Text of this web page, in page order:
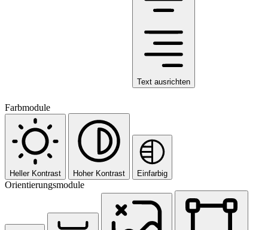
Text ausrichten
Farbmodule
Heller Kontrast Hoher Kontrast Einfarbig
Orientierungsmodule